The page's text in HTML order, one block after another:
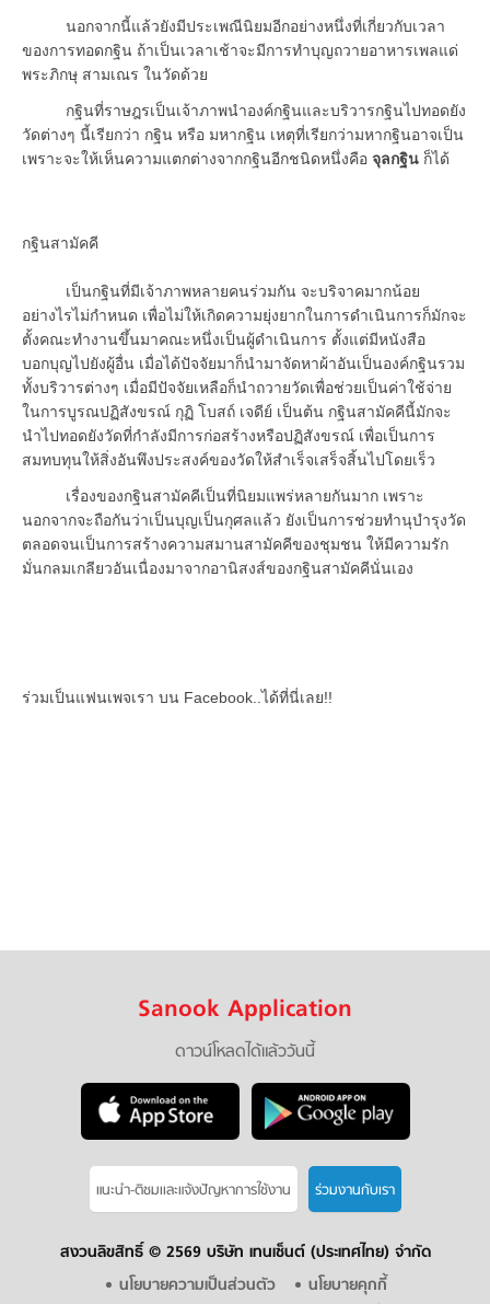
นอกจากนี้แล้วยังมีประเพณีนิยมอีกอย่างหนึ่งที่เกี่ยวกับเวลา
ของการทอดกฐิน ถ้าเป็นเวลาเช้าจะมีการทำบุญถวายอาหารเพลแด่
พระภิกษุ สามเณร ในวัดด้วย
กฐินที่ราษฎรเป็นเจ้าภาพนำองค์กฐินและบริวารกฐินไปทอดยัง
วัดต่างๆ นี้เรียกว่า กฐิน หรือ มหากฐิน เหตุที่เรียกว่ามหากฐินอาจเป็น
เพราะจะให้เห็นความแตกต่างจากกฐินอีกชนิดหนึ่งคือ จุลกฐิน ก็ได้
กฐินสามัคคี
เป็นกฐินที่มีเจ้าภาพหลายคนร่วมกัน จะบริจาคมากน้อย
อย่างไรไม่กำหนด เพื่อไม่ให้เกิดความยุ่งยากในการดำเนินการก็มักจะ
ตั้งคณะทำงานขึ้นมาคณะหนึ่งเป็นผู้ดำเนินการ ตั้งแต่มีหนังสือ
บอกบุญไปยังผู้อื่น เมื่อได้ปัจจัยมาก็นำมาจัดหาผ้าอันเป็นองค์กฐินรวม
ทั้งบริวารต่างๆ เมื่อมีปัจจัยเหลือก็นำถวายวัดเพื่อช่วยเป็นค่าใช้จ่าย
ในการบูรณปฏิสังขรณ์ กุฏิ โบสถ์ เจดีย์ เป็นต้น กฐินสามัคคีนี้มักจะ
นำไปทอดยังวัดที่กำลังมีการก่อสร้างหรือปฏิสังขรณ์ เพื่อเป็นการ
สมทบทุนให้สิ่งอันพึงประสงค์ของวัดให้สำเร็จเสร็จสิ้นไปโดยเร็ว
เรื่องของกฐินสามัคคีเป็นที่นิยมแพร่หลายกันมาก เพราะ
นอกจากจะถือกันว่าเป็นบุญเป็นกุศลแล้ว ยังเป็นการช่วยทำนุบำรุงวัด
ตลอดจนเป็นการสร้างความสมานสามัคคีของชุมชน ให้มีความรัก
มั่นกลมเกลียวอันเนื่องมาจากอานิสงส์ของกฐินสามัคคีนั่นเอง
ร่วมเป็นแฟนเพจเรา บน Facebook..ได้ที่นี่เลย!!
Sanook Application
ดาวน์โหลดได้แล้ววันนี้
แนะนำ-ติชมเเละแจ้งปัญหาการใช้งาน ร่วมงานกับเรา
สงวนลิขสิทธิ์ © 2569 บริษัท เทนเซ็นต์ (ประเทศไทย) จำกัด
นโยบายความเป็นส่วนตัว
นโยบายคุกกี้